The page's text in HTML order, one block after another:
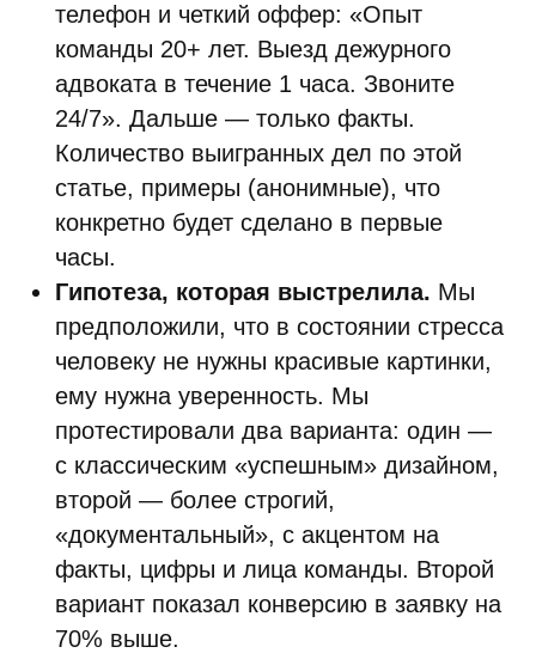
телефон и четкий оффер: «Опыт
команды 20+ лет. Выезд дежурного
адвоката в течение 1 часа. Звоните
24/7». Дальше — только факты.
Количество выигранных дел по этой
статье, примеры (анонимные), что
конкретно будет сделано в первые
часы.
Гипотеза, которая выстрелила. Мы
предположили, что в состоянии стресса
человеку не нужны красивые картинки,
ему нужна уверенность. Мы
протестировали два варианта: один —
с классическим «успешным» дизайном,
второй — более строгий,
«документальный», с акцентом на
факты, цифры и лица команды. Второй
вариант показал конверсию в заявку на
70% выше.